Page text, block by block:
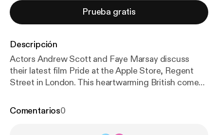
Prueba gratis
Descripción
Actors Andrew Scott and Faye Marsay discuss
their latest film Pride at the Apple Store, Regent
Street in London. This heartwarming British comedy
and lesbian activists raise money to support the
Comentarios0